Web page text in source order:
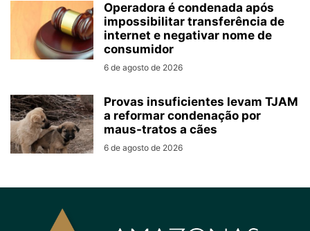
Operadora é condenada após
impossibilitar transferência de
internet e negativar nome de
consumidor
6 de agosto de 2026
Provas insuficientes levam TJAM
a reformar condenação por
maus-tratos a cães
6 de agosto de 2026